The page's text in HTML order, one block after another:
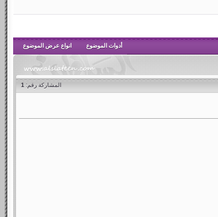
أدوات الموضوع انواع عرض الموضوع
المشاركة رقم: 1